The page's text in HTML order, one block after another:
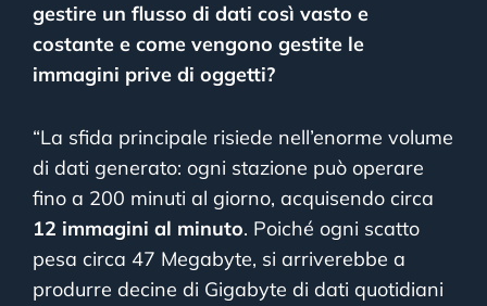
gestire un flusso di dati così vasto e
costante e come vengono gestite le
immagini prive di oggetti?
“La sfida principale risiede nell’enorme volume
di dati generato: ogni stazione può operare
fino a 200 minuti al giorno, acquisendo circa
12 immagini al minuto. Poiché ogni scatto
pesa circa 47 Megabyte, si arriverebbe a
produrre decine di Gigabyte di dati quotidiani